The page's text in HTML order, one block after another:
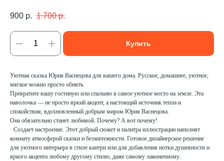
900 р. 1 700 р.
Купить
Уютная сказка Юрия Васнецова для вашего дома. Русское, домашнее, уютное,
мягкое можно просто обнять.
Превратите вашу гостиную или спальню в самое уютное место на земле. Эта
наволочка — не просто яркий акцент, а настоящий источник тепла и
спокойствия, вдохновленный добрым миром Юрия Васнецова.
Она обязательно станет любимой. Почему? А вот почему!
· Создает настроение. Этот добрый сюжет и палитра иллюстрации наполнят
комнату атмосферой сказки и безмятежности. Готовое дизайнерское решение
для уютного интерьера в стиле кантри или для добавления нотки душевности и
яркого акцента любому другому стилю, даже самому лаконичному.